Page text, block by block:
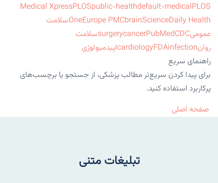
Medical XpressPLOSpublic-healthdefault-medicalPLOS
OneEurope PMCbrainScienceDaily Health
سلامت
عمومی
surgerycancerPubMedCDC
سلامت
روان
cardiologyFDAinfection
اپیدمیولوژی
راهنمای سریع
برای پیدا کردن سریع‌تر مطالب پزشکی، از جستجو یا برچسب‌های
پرکاربرد استفاده کنید.
صفحه اصلی
تبلیغات متنی